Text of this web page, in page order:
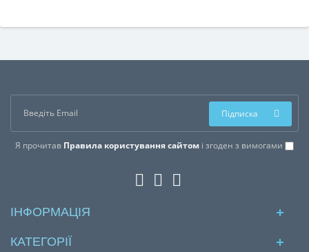
Я прочитав Правила користування сайтом і згоден з вимогами
Підписка
ІНФОРМАЦІЯ
КАТЕГОРІЇ